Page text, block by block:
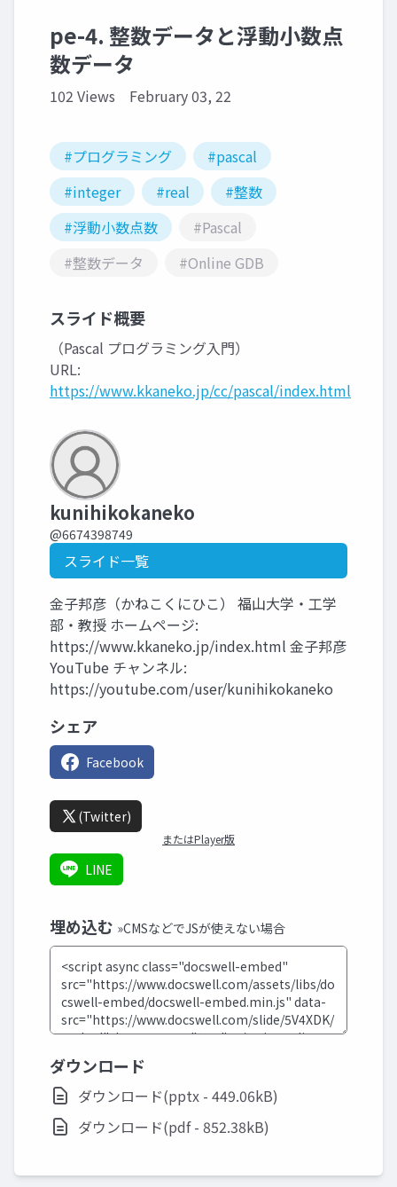
pe-4. 整数データと浮動小数点
数データ
102 Views February 03, 22
#プログラミング
#pascal
#integer
#real
#整数
#浮動小数点数
#Pascal
#整数データ
#Online GDB
スライド概要
（Pascal プログラミング入門）
URL:
https://www.kkaneko.jp/cc/pascal/index.html
kunihikokaneko
@6674398749
スライド一覧
金子邦彦（かねこくにひこ） 福山大学・工学
部・教授 ホームページ:
https://www.kkaneko.jp/index.html 金子邦彦
YouTube チャンネル:
https://youtube.com/user/kunihikokaneko
シェア
Facebook
(Twitter)
またはPlayer版
LINE
埋め込む »CMSなどでJSが使えない場合
ダウンロード
ダウンロード(pptx - 449.06kB)
ダウンロード(pdf - 852.38kB)